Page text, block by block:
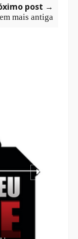
post →
mais antiga